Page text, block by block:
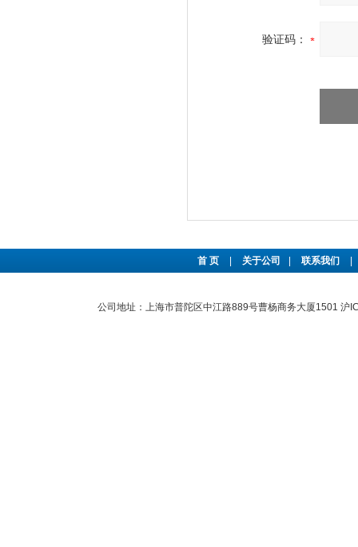
验证码：
首 页 关于公司 联系我们
公司地址：上海市普陀区中江路889号曹杨商务大厦1501 沪